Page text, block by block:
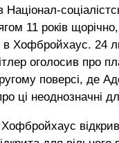
Націонал-
11 років
в Хофбройхаус. 24
оголосив про
поверсі, де
ці неоднозначні